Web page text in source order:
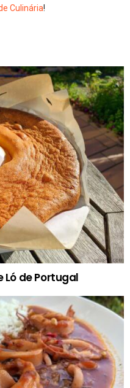
Culinária!
Ló de Portugal